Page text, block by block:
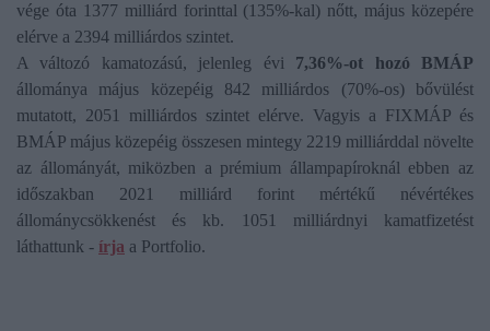
vége óta 1377 milliárd forinttal (135%-kal) nőtt, május közepére
elérve a 2394 milliárdos szintet.
A változó kamatozású, jelenleg évi 7,36%-ot hozó BMÁP
állománya május közepéig 842 milliárdos (70%-os) bővülést
mutatott, 2051 milliárdos szintet elérve. Vagyis a FIXMÁP és
BMÁP május közepéig összesen mintegy 2219 milliárddal növelte
az állományát, miközben a prémium állampapíroknál ebben az
időszakban 2021 milliárd forint mértékű névértékes
állománycsökkenést és kb. 1051 milliárdnyi kamatfizetést
láthattunk - írja a Portfolio.